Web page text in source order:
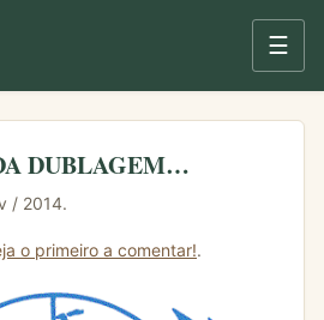
☰
DUBLAGEM…
/ 2014.
o primeiro a comentar!.